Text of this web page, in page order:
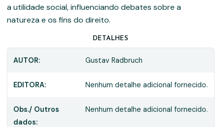
a utilidade social, influenciando debates sobre a
natureza e os fins do direito.
DETALHES
AUTOR: Gustav Radbruch
EDITORA: Nenhum detalhe adicional fornecido.
Obs./ Outros
dados:
Nenhum detalhe adicional fornecido.